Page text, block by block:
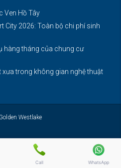
Ven Hồ Tây
City 2026: Toàn bộ chi phí sinh
hàng tháng của chung cư
xưa trong không gian nghệ thuật
Westlake
Call WhatsApp